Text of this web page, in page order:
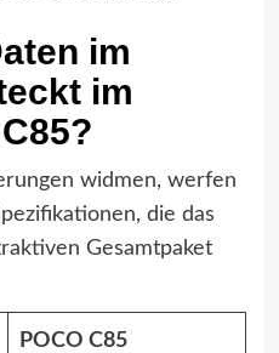
im
im
widmen, werfen
die das
Gesamtpaket
POCO C85